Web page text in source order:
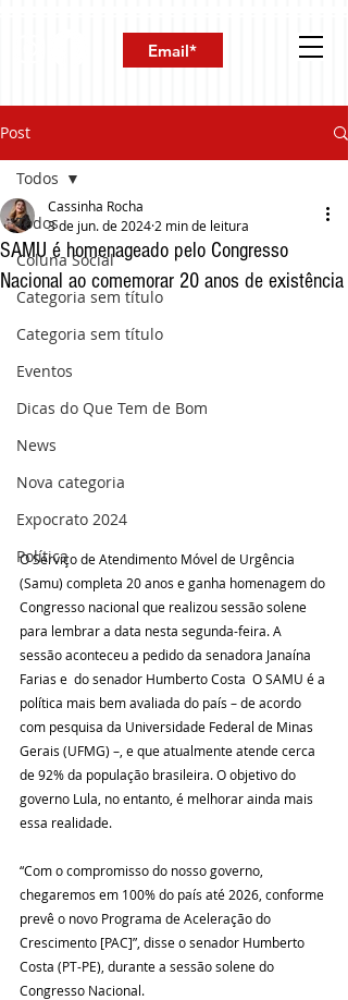
Post
Todos
Coluna Social
Categoria sem título
Categoria sem título
Eventos
Dicas do Que Tem de Bom
News
Nova categoria
Expocrato 2024
Política
Todos
SAMU é homenageado pelo Congresso
Nacional ao comemorar 20 anos de existência
Cassinha Rocha
3 de jun. de 2024 2 min de leitura
O Serviço de Atendimento Móvel de Urgência
(Samu) completa 20 anos e ganha homenagem do
Congresso nacional que realizou sessão solene
para lembrar a data nesta segunda-feira. A
sessão aconteceu a pedido da senadora Janaína
Farias e  do senador Humberto Costa  O SAMU é a
política mais bem avaliada do país – de acordo
com pesquisa da Universidade Federal de Minas
Gerais (UFMG) –, e que atualmente atende cerca
de 92% da população brasileira. O objetivo do
governo Lula, no entanto, é melhorar ainda mais
essa realidade.
“Com o compromisso do nosso governo,
chegaremos em 100% do país até 2026, conforme
prevê o novo Programa de Aceleração do
Crescimento [PAC]”, disse o senador Humberto
Costa (PT-PE), durante a sessão solene do
Congresso Nacional.